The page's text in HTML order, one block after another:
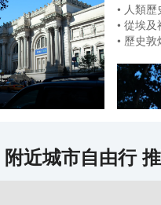
賞紐約
• 人類
• 從埃及
• 歷史
附近城市自由行